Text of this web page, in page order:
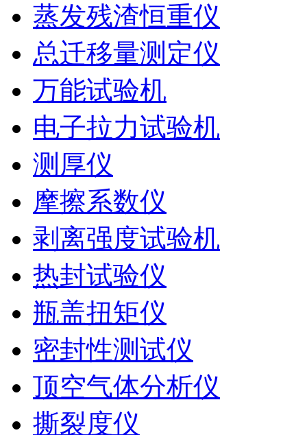
蒸发残渣恒重仪
总迁移量测定仪
万能试验机
电子拉力试验机
测厚仪
摩擦系数仪
剥离强度试验机
热封试验仪
瓶盖扭矩仪
密封性测试仪
顶空气体分析仪
撕裂度仪